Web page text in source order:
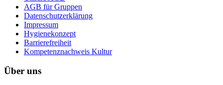
AGB für Gruppen
Datenschutzerklärung
Impressum
Hygienekonzept
Barrierefreiheit
Kompetenznachweis Kultur
Über uns